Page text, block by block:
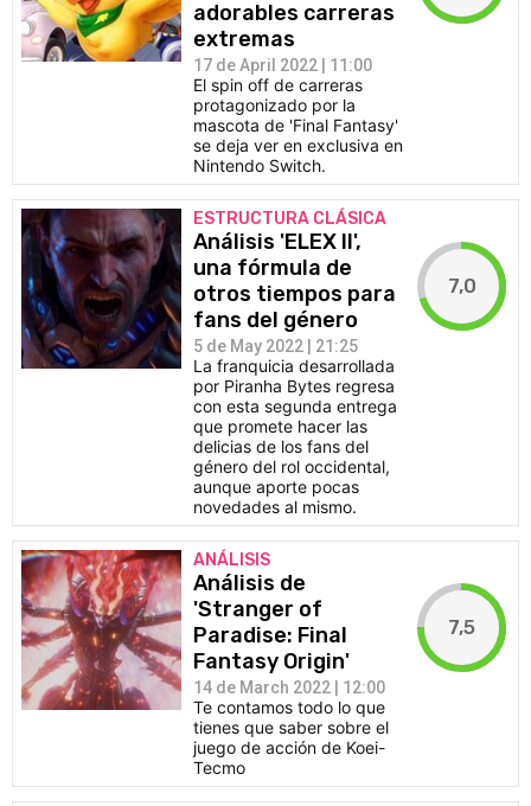
adorables carreras
extremas
17 de April 2022 | 11:00
El spin off de carreras
protagonizado por la
mascota de 'Final Fantasy'
se deja ver en exclusiva en
Nintendo Switch.
ESTRUCTURA CLÁSICA
Análisis 'ELEX II',
una fórmula de
otros tiempos para
fans del género
5 de May 2022 | 21:25
La franquicia desarrollada
por Piranha Bytes regresa
con esta segunda entrega
que promete hacer las
delicias de los fans del
género del rol occidental,
aunque aporte pocas
novedades al mismo.
7,0
ANÁLISIS
Análisis de
'Stranger of
Paradise: Final
Fantasy Origin'
14 de March 2022 | 12:00
Te contamos todo lo que
tienes que saber sobre el
juego de acción de Koei-
Tecmo
7,5